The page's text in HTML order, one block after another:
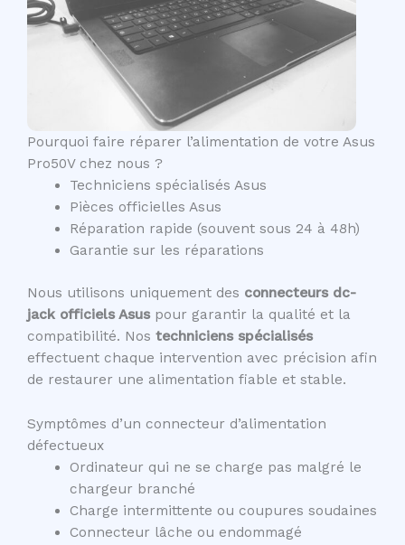
Pourquoi faire réparer l’alimentation de votre Asus
Pro50V chez nous ?
Techniciens spécialisés Asus
Pièces officielles Asus
Réparation rapide (souvent sous 24 à 48h)
Garantie sur les réparations
Nous utilisons uniquement des connecteurs dc-
jack officiels Asuspour garantir la qualité et la
compatibilité. Nos techniciens spécialisés
effectuent chaque intervention avec précision afin
de restaurer une alimentation fiable et stable.
Symptômes d’un connecteur d’alimentation
défectueux
Ordinateur qui ne se charge pas malgré le
chargeur branché
Charge intermittente ou coupures soudaines
Connecteur lâche ou endommagé